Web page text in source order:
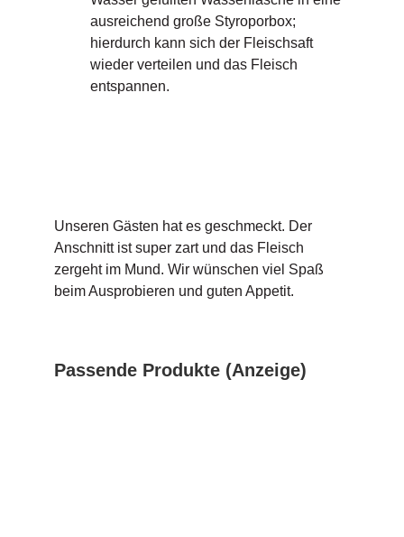
ausreichend große Styroporbox;
hierdurch kann sich der Fleischsaft
wieder verteilen und das Fleisch
entspannen.
Unseren Gästen hat es geschmeckt. Der
Anschnitt ist super zart und das Fleisch
zergeht im Mund. Wir wünschen viel Spaß
beim Ausprobieren und guten Appetit.
Passende Produkte (Anzeige)